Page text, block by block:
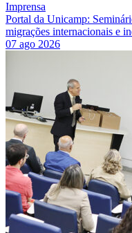
Imprensa
Portal da Unicamp:
migrações internacionais e
07 ago 2026